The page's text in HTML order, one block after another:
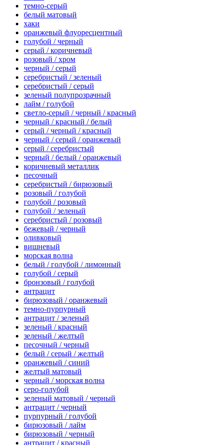
темно-серый
белый матовый
хаки
оранжевый флуоресцентный
голубой / черный
серый / коричневый
розовый / хром
черный / серый
серебристый / зеленый
серебристый / серый
зеленый полупрозрачный
лайм / голубой
светло-серый / черный / красный
черный / красный / белый
серый / черный / красный
черный / серый / оранжевый
серый / серебристый
черный / белый / оранжевый
коричневый металлик
песочный
серебристый / бирюзовый
розовый / голубой
голубой / розовый
голубой / зеленый
серебристый / розовый
бежевый / черный
оливковый
вишневый
морская волна
белый / голубой / лимонный
голубой / серый
бронзовый / голубой
антрацит
бирюзовый / оранжевый
темно-пурпурный
антрацит / зеленый
зеленый / красный
зеленый / желтый
песочный / черный
белый / серый / желтый
оранжевый / синий
желтый матовый
черный / морская волна
серо-голубой
зеленый матовый / черный
антрацит / черный
пурпурный / голубой
бирюзовый / лайм
бирюзовый / черный
антрацит / красный